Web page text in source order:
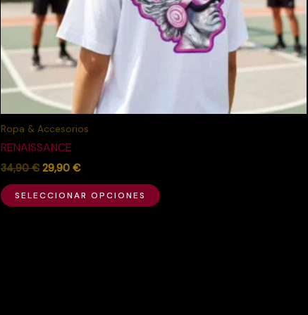
Ropa & Accesorios
RENAISSANCE
34,90€ 29,90 €
SELECCIONAR OPCIONES
página
de
producto